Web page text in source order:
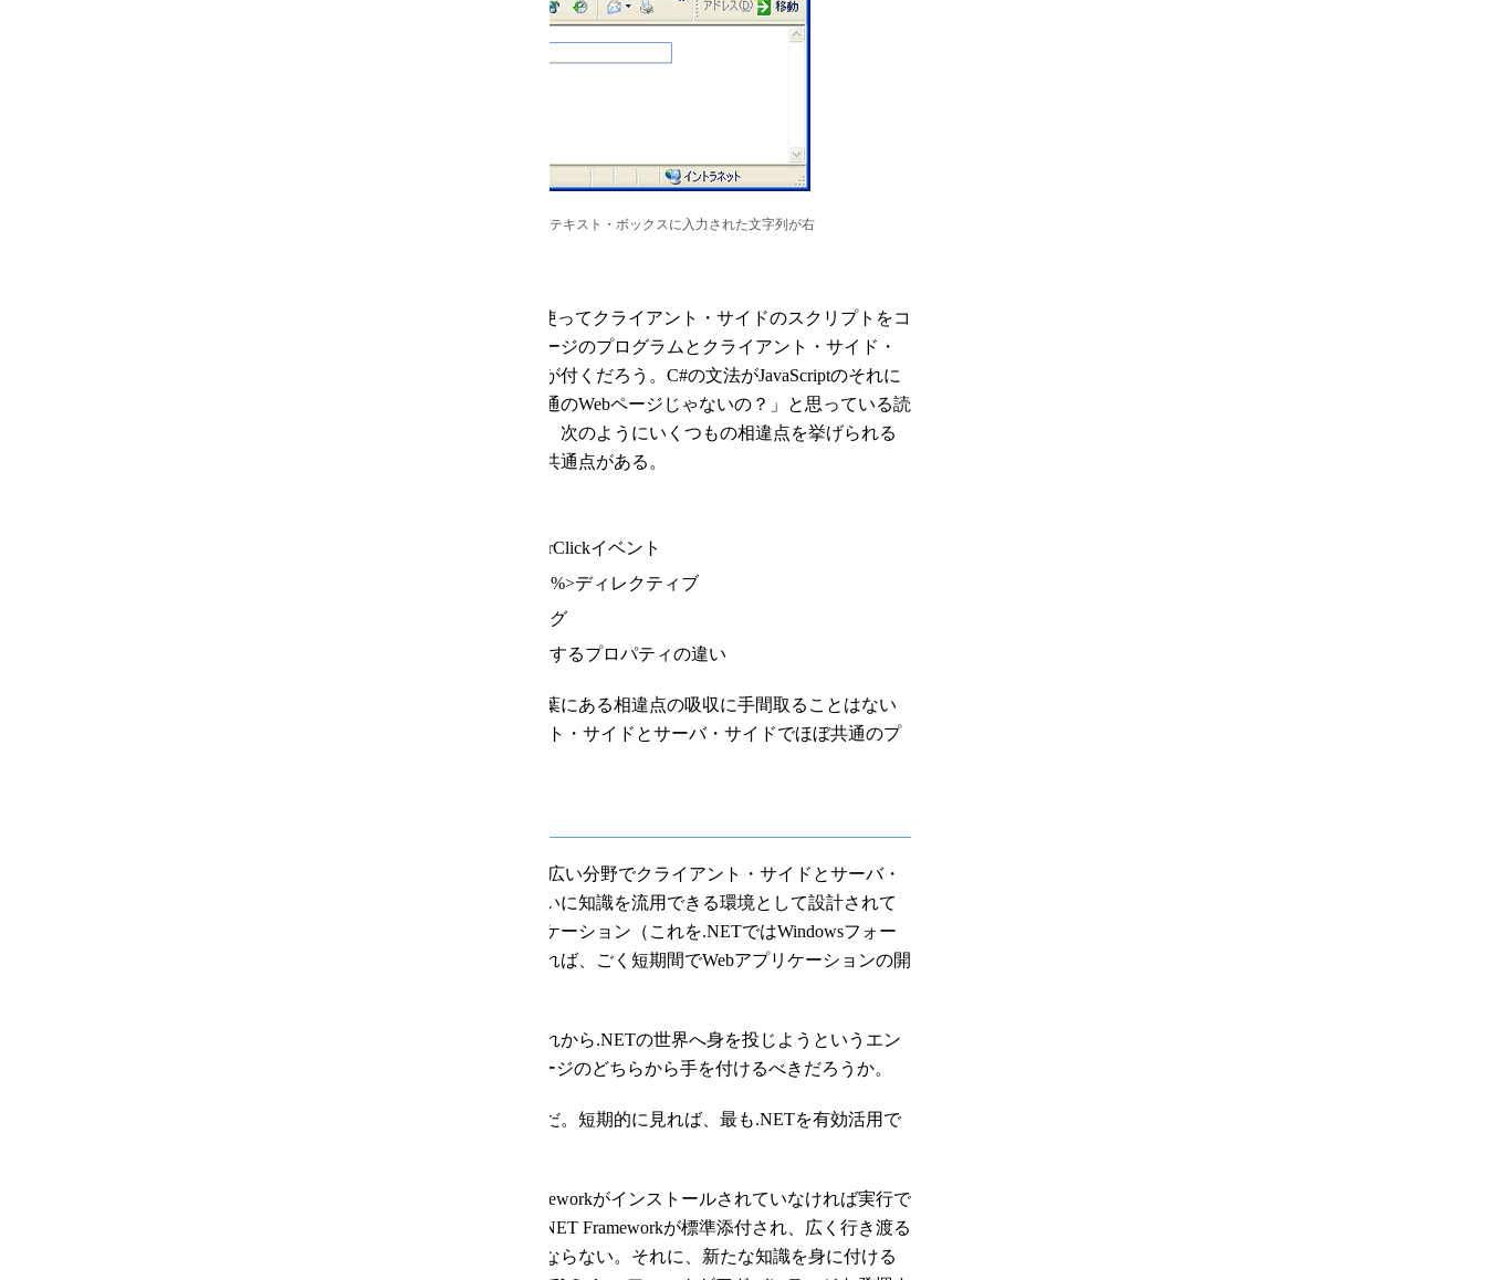
[コピー]ボタンをクリックすると、左側のテキスト・ボックスに入力された文字列が右
ところで、JavaScriptとDynamic HTMLを使ってクライアント・サイドのスクリプトをコ
ーディングした経験があれば、ASP.NETページのプログラムとクライアント・サイド・
スクリプトがとてもよく似ていることに気が付くだろう。C#の文法がJavaScriptのそれに
よく似ているせいもあって、「いまのは普通のWebページじゃないの？」と思っている読
者もいるかもしれない。細かく見ていけば、次のようにいくつもの相違点を挙げられる
が、パッと見て似ていると思わせるほどの共通点がある。
OnClickの代わりに指定されたOnServerClickイベント
先頭の<%@ PAGE LANGUAGE="C#" %>ディレクティブ
メソッドが指定されていない<form>タグ
テキスト・ボックスの内容へアクセスするプロパティの違い
プログラムの基本構造が同じならば、枝葉にある相違点の吸収に手間取ることはない
だろう。このように.NETでは、クライアント・サイドとサーバ・サイドでほぼ共通のプ
ここまで述べてきたように、.NETでは幅広い分野でクライアント・サイドとサーバ・
サイドのプログラミングが共通化され、互いに知識を流用できる環境として設計されて
いる。つまりウィンドウ・ベースのアプリケーション（これを.NETではWindowsフォー
ムと呼ぶ）を開発できるスキルを身に付ければ、ごく短期間でWebアプリケーションの開
さてそれでは、手間が同じであれば、これから.NETの世界へ身を投じようというエン
ジニアは、WindowsフォームとASP.NETページのどちらから手を付けるべきだろうか。
筆者のお勧めはなんといってもASP.NETだ。短期的に見れば、最も.NETを有効活用で
Windowsフォームは実行環境に.NET Frameworkがインストールされていなければ実行で
きないという弱点がある以上、Windowsに.NET Frameworkが標準添付され、広く行き渡る
までは、プログラムを配布することもままならない。それに、新たな知識を身に付ける